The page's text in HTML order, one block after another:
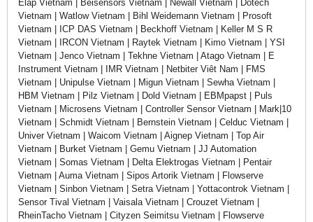
Elap Vietnam | Beisensors Vietnam | Newall Vietnam | Dotech
Vietnam | Watlow Vietnam | Bihl Weidemann Vietnam | Prosoft
Vietnam | ICP DAS Vietnam | Beckhoff Vietnam | Keller M S R
Vietnam | IRCON Vietnam | Raytek Vietnam | Kimo Vietnam | YSI
Vietnam | Jenco Vietnam | Tekhne Vietnam | Atago Vietnam | E
Instrument Vietnam | IMR Vietnam | Netbiter Viêt Nam | FMS
Vietnam | Unipulse Vietnam | Migun Vietnam | Sewha Vietnam |
HBM Vietnam | Pilz Vietnam | Dold Vietnam | EBMpapst | Puls
Vietnam | Microsens Vietnam | Controller Sensor Vietnam | Mark|10
Vietnam | Schmidt Vietnam | Bernstein Vietnam | Celduc Vietnam |
Univer Vietnam | Waicom Vietnam | Aignep Vietnam | Top Air
Vietnam | Burket Vietnam | Gemu Vietnam | JJ Automation
Vietnam | Somas Vietnam | Delta Elektrogas Vietnam | Pentair
Vietnam | Auma Vietnam | Sipos Artorik Vietnam | Flowserve
Vietnam | Sinbon Vietnam | Setra Vietnam | Yottacontrok Vietnam |
Sensor Tival Vietnam | Vaisala Vietnam | Crouzet Vietnam |
RheinTacho Vietnam | Cityzen Seimitsu Vietnam | Flowserve